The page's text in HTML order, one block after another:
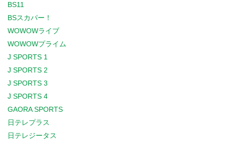
BS11
BSスカパー！
WOWOWライブ
WOWOWプライム
J SPORTS 1
J SPORTS 2
J SPORTS 3
J SPORTS 4
GAORA SPORTS
日テレプラス
日テレジータス